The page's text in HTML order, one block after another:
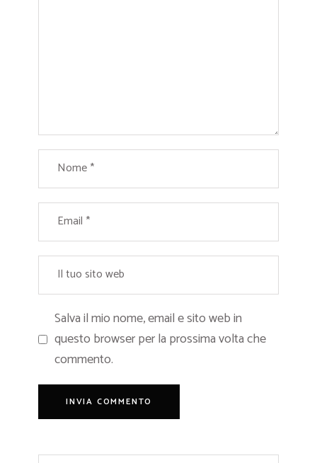
Salva il mio nome, email e sito web in
questo browser per la prossima volta che
commento.